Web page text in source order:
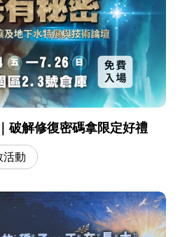
破解修復密碼拿限定好禮
活動